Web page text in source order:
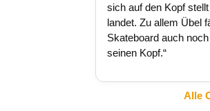
sich auf den Kopf
landet. Zu allem Übel
Skateboard auch
seinen Kopf.“
Alle